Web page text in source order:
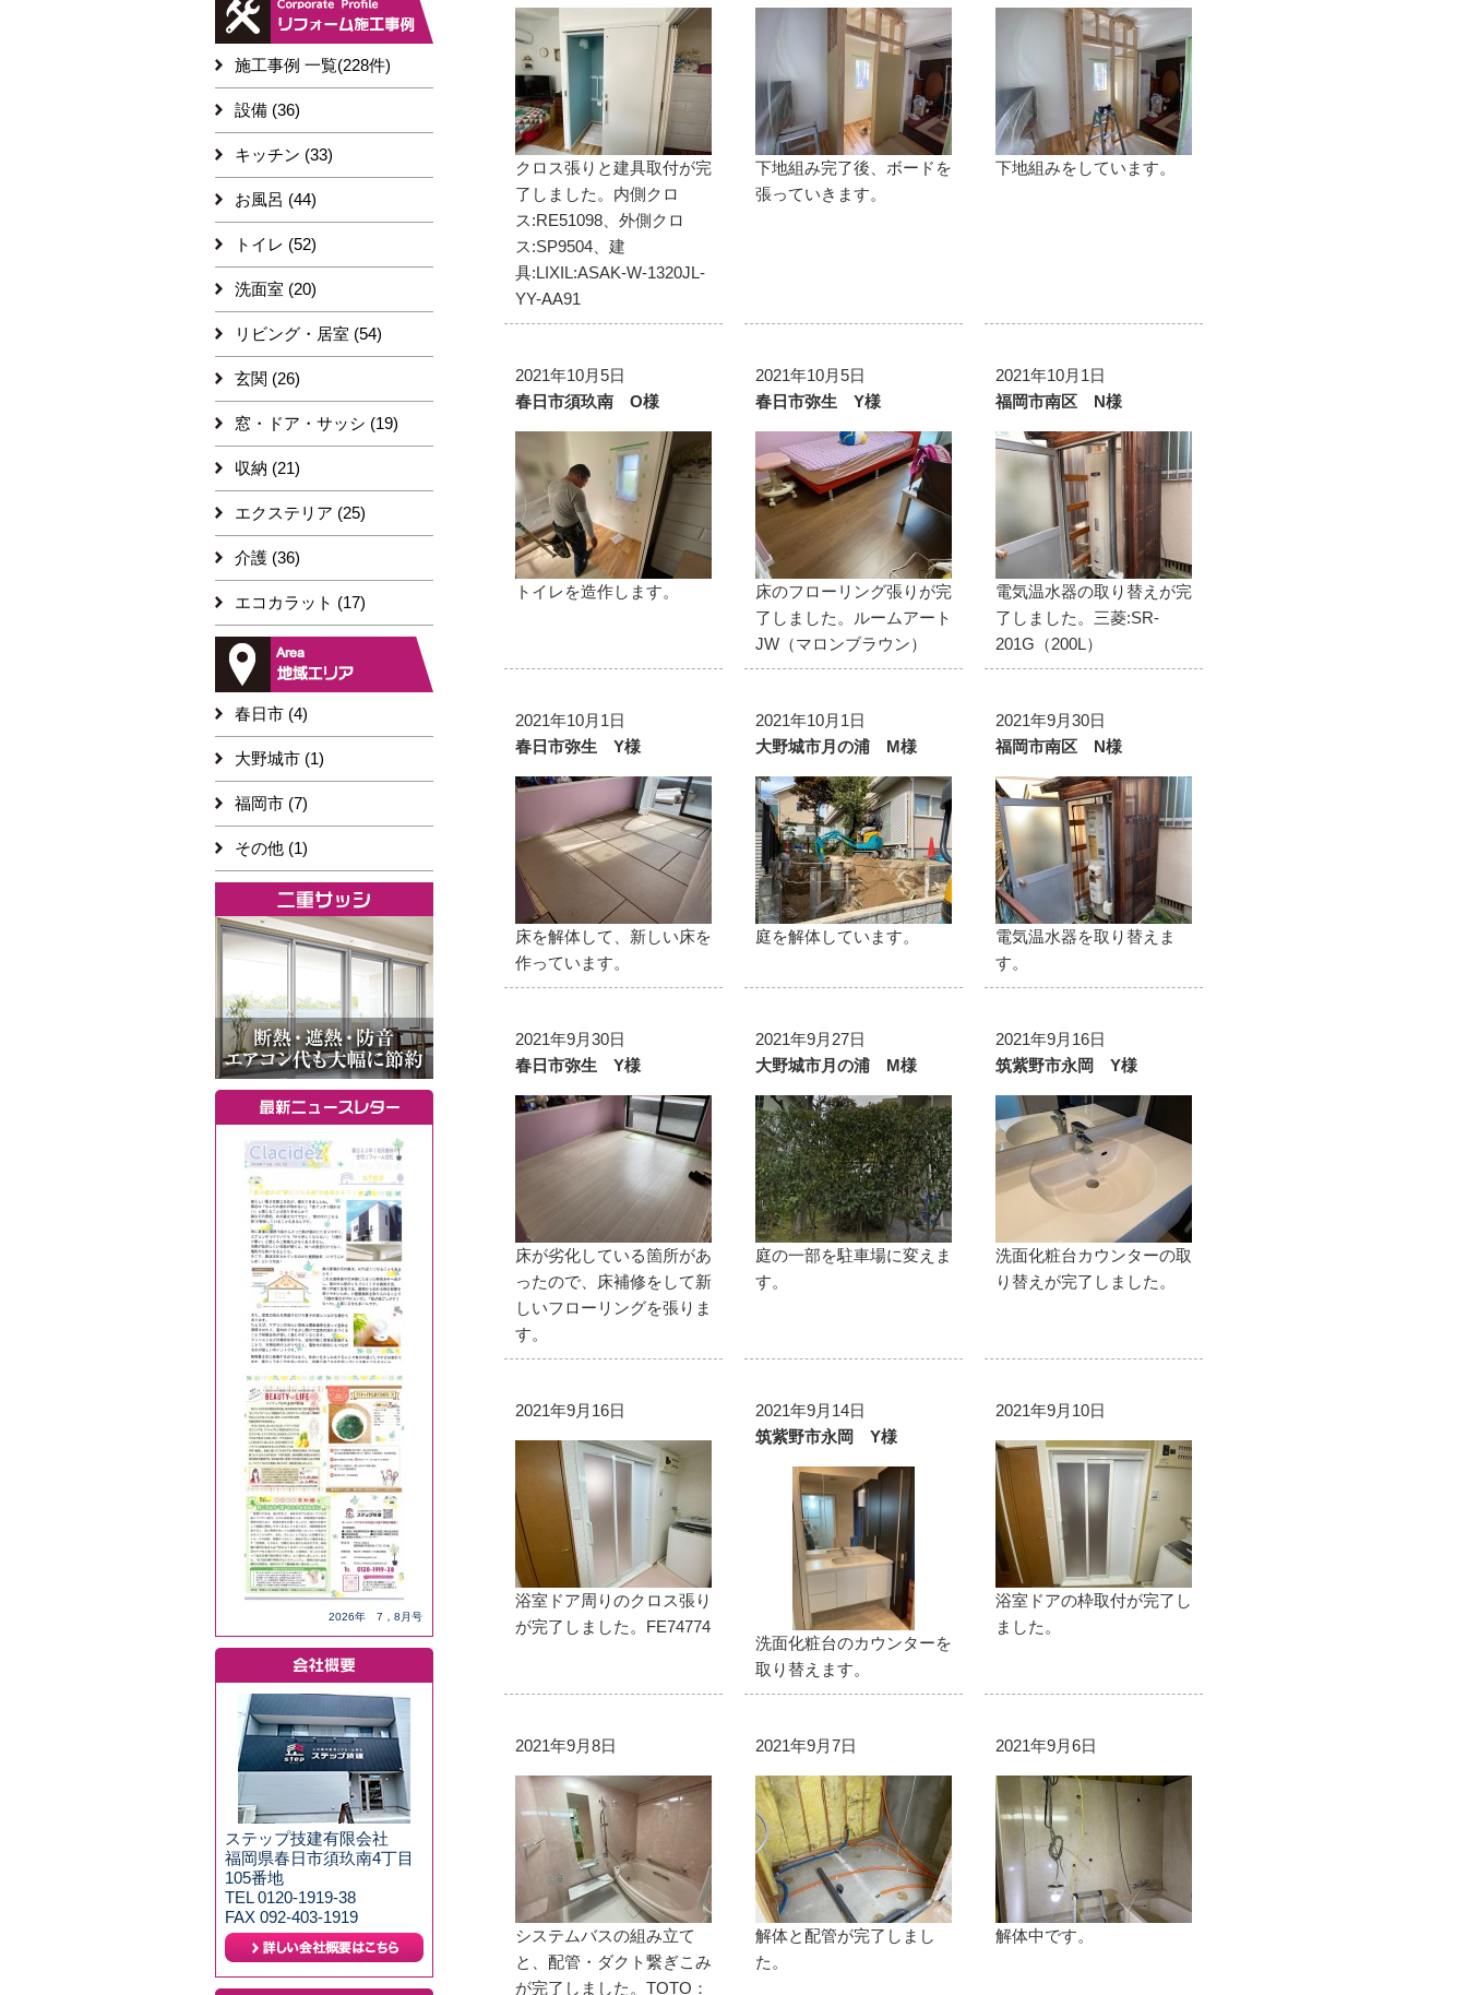
クロス張りと建具取付が完
了しました。内側クロ
ス:RE51098、外側クロ
ス:SP9504、建
具:LIXIL:ASAK-W-1320JL-
YY-AA91
下地組み完了後、ボードを
張っていきます。
下地組みをしています。
2021年10月5日
春日市須玖南 O様
トイレを造作します。
2021年10月5日
春日市弥生 Y様
床のフローリング張りが完
了しました。ルームアート
JW（マロンブラウン）
2021年10月1日
福岡市南区 N様
電気温水器の取り替えが完
了しました。三菱:SR-
201G（200L）
2021年10月1日
春日市弥生 Y様
床を解体して、新しい床を
作っています。
2021年10月1日
大野城市月の浦 M様
庭を解体しています。
2021年9月30日
福岡市南区 N様
電気温水器を取り替えま
す。
2021年9月30日
春日市弥生 Y様
床が劣化している箇所があ
ったので、床補修をして新
しいフローリングを張りま
す。
2021年9月27日
大野城市月の浦 M様
庭の一部を駐車場に変えま
す。
2021年9月16日
筑紫野市永岡 Y様
洗面化粧台カウンターの取
り替えが完了しました。
2021年9月16日
浴室ドア周りのクロス張り
が完了しました。FE74774
2021年9月14日
筑紫野市永岡 Y様
洗面化粧台のカウンターを
取り替えます。
2021年9月10日
浴室ドアの枠取付が完了し
ました。
2021年9月8日
システムバスの組み立て
と、配管・ダクト繋ぎこみ
が完了しました。TOTO：
2021年9月7日
解体と配管が完了しまし
た。
2021年9月6日
解体中です。
施工事例 一覧(228件)
設備 (36)
キッチン (33)
お風呂 (44)
トイレ (52)
洗面室 (20)
リビング・居室 (54)
玄関 (26)
窓・ドア・サッシ (19)
収納 (21)
エクステリア (25)
介護 (36)
エコカラット (17)
春日市 (4)
大野城市 (1)
福岡市 (7)
その他 (1)
2026年 7，8月号
ステップ技建有限会社
福岡県春日市須玖南4丁目
105番地
TEL 0120-1919-38
FAX 092-403-1919